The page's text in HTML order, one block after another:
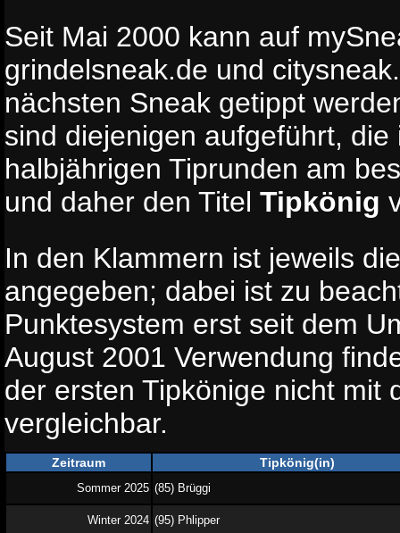
Seit Mai 2000 kann auf
grindelsneak.de und
nächsten Sneak getippt
sind diejenigen aufgeführt,
halbjährigen Tiprunden am
und daher den Titel Tipkönig
In den Klammern ist jeweils
angegeben; dabei ist zu
Punktesystem erst seit dem
August 2001 Verwendung
der ersten Tipkönige nicht mit
vergleichbar.
Zeitraum Tipkönig(in)
Sommer 2025 (85) Brüggi
Winter 2024 (95) Phlipper